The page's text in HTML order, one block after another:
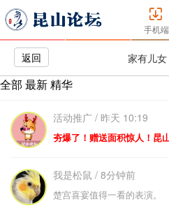
手机端
返回 家有儿女
全部 最新精华
活动推广 / 昨天 10:19
夯爆了！赠送面积惊人！昆
我是松鼠 / 8分钟前
楚宫喜宴值得一看的表演。